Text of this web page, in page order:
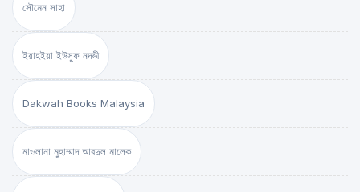
সৌমেন সাহা
ইয়াহইয়া ইউসুফ নদভী
Dakwah Books Malaysia
মাওলানা মুহাম্মাদ আবদুল মালেক